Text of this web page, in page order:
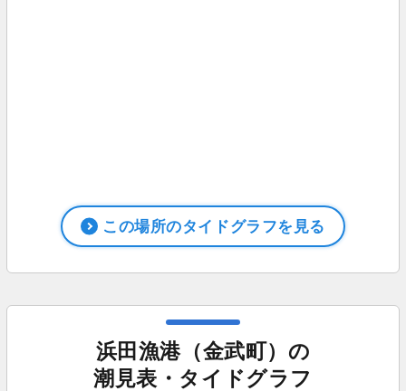
この場所のタイドグラフを見る
浜田漁港（金武町）の
潮見表・タイドグラフ